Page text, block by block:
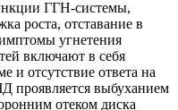
ГГН-системы,
роста, отставание в
угнетения
включают в себя
и отсутствие ответа на
выбуханием
отеком диска